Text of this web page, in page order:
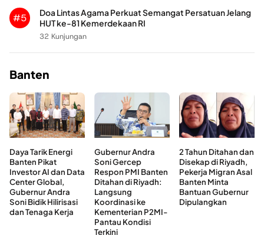
#5
Doa Lintas Agama Perkuat Semangat Persatuan Jelang
HUT ke-81 Kemerdekaan RI
32 Kunjungan
Banten
Daya Tarik Energi
Banten Pikat
Investor AI dan Data
Center Global,
Gubernur Andra
Soni Bidik Hilirisasi
dan Tenaga Kerja
Gubernur Andra
Soni Gercep
Respon PMI Banten
Ditahan di Riyadh:
Langsung
Koordinasi ke
Kementerian P2MI-
Pantau Kondisi
Terkini
2 Tahun Ditahan dan
Disekap di Riyadh,
Pekerja Migran Asal
Banten Minta
Bantuan Gubernur
Dipulangkan